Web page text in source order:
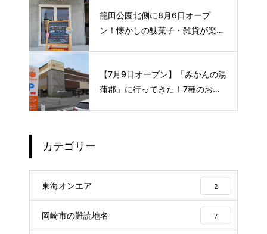
籠田公園北側に8月6日オープ
ン！懐かしの駄菓子・雑貨が楽し
【7月9日オープン】「みかんの湯
蒲郡」に行ってきた！7種のお風
カテゴリー
東海オンエア 2
岡崎市の難読地名 7